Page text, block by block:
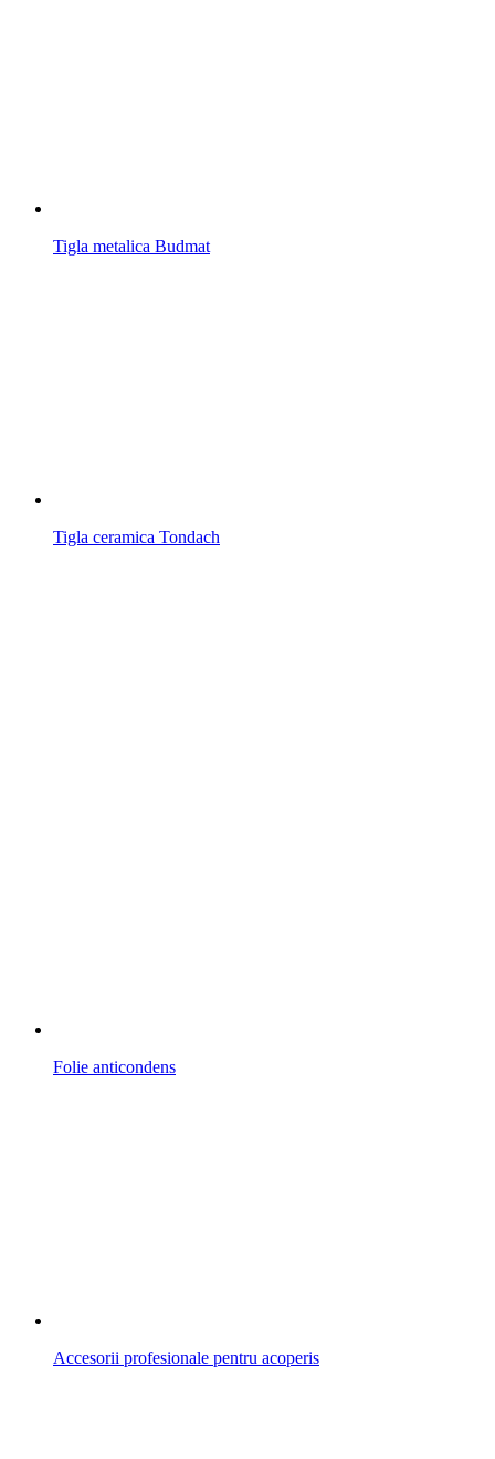
Tigla metalica Budmat
Tigla ceramica Tondach
Folie anticondens
Accesorii profesionale pentru acoperis